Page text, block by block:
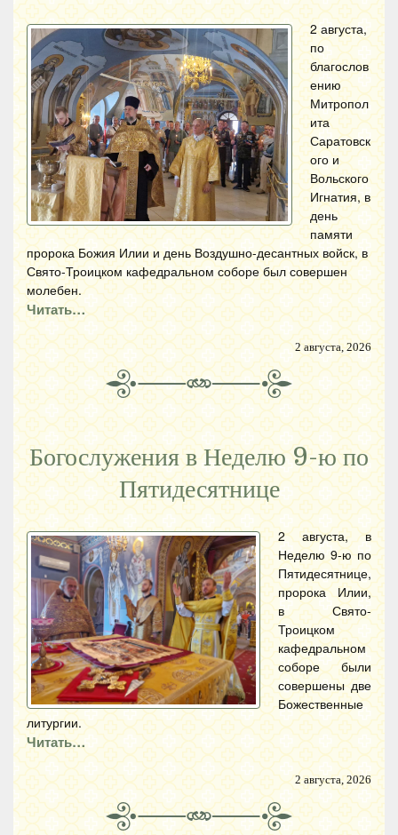
2 августа,
по
благослов
ению
Митропол
ита
Саратовск
ого и
Вольского
Игнатия, в
день
памяти
пророка Божия Илии и день Воздушно-десантных войск, в
Свято-Троицком кафедральном соборе был совершен
молебен.
Читать…
2 августа, 2026
Богослужения в Неделю 9-ю по
Пятидесятнице
2 августа, в
Неделю 9-ю по
Пятидесятнице,
пророка Илии,
в Свято-
Троицком
кафедральном
соборе были
совершены две
Божественные
литургии.
Читать…
2 августа, 2026